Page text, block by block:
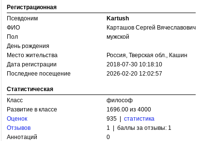
Регистрационная
Псевдоним
Kartush
ФИО
Карташов Сергей Вячеславович
Пол
мужской
День рождения
Место жительства
Россия, Тверская обл., Кашин
Дата регистрации
2018-07-30 10:18:10
Последнее посещение
2026-02-20 12:02:57
Статистическая
Класс
философ
Развитие в классе
1696.00 из 4000
Оценок
935 | статистика
Отзывов
1 | баллы за отзывы: 1
Аннотаций
0